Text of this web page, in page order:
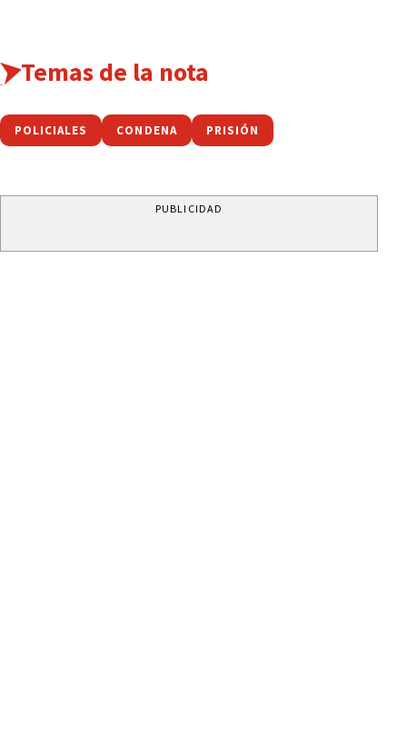
Temas de la nota
POLICIALES CONDENA PRISIÓN
PUBLICIDAD